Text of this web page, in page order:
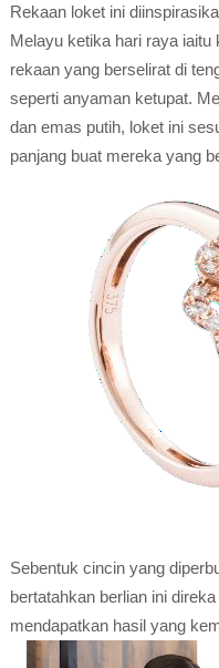
Rekaan loket ini
Melayu ketika hari raya iaitu
rekaan yang berselirat di
seperti anyaman ketupat.
dan emas putih, loket ini
panjang buat mereka yang
Sebentuk cincin yang
bertatahkan berlian ini
mendapatkan hasil yang